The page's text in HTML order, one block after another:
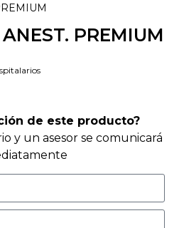
PREMIUM
de este producto?
y un asesor se comunicará